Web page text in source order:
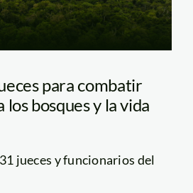
para combatir
bosques y la vida
jueces y funcionarios del